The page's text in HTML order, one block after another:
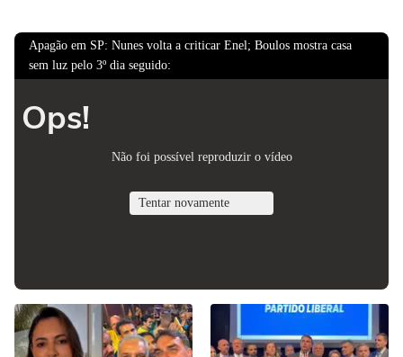
Apagão em SP: Nunes volta a criticar Enel; Boulos mostra casa
sem luz pelo 3º dia seguido:
Ops!
Não foi possível reproduzir o vídeo
Tentar novamente